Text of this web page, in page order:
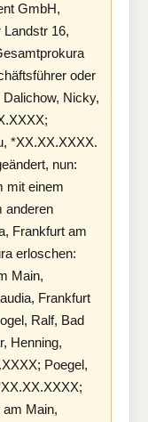
GmbH,
16,
oder
Nicky,
*XX.XX.XXXX.
nun:
mit einem
anderen
Frankfurt am
erloschen:
Main,
Frankfurt
Ralf, Bad
Henning,
Poegel,
am Main,